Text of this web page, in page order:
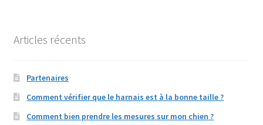
Articles récents
Partenaires
Comment vérifier que le harnais est à la bonne taille ?
Comment bien prendre les mesures sur mon chien ?